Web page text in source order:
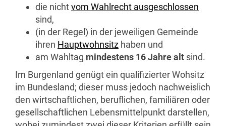
die nichtvom Wahlrecht ausgeschlossen
sind,
(in der Regel) in der jeweiligen Gemeinde
ihren Hauptwohnsitz haben und
am Wahltag mindestens 16 Jahre alt sind.
Im Burgenland genügt ein qualifizierter Wohsitz
im Bundesland; dieser muss jedoch nachweislich
den wirtschaftlichen, beruflichen, familiären oder
gesellschaftlichen Lebensmittelpunkt darstellen,